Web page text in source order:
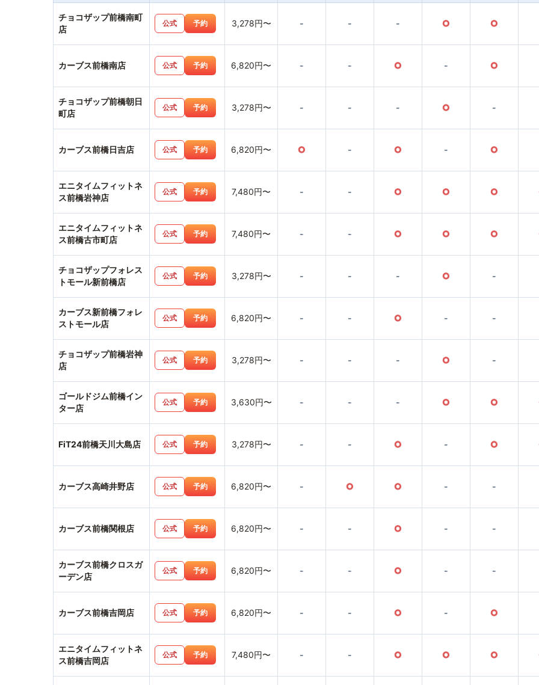
チョコザップ前橋南町
店
公式 予約 3,278円〜 - - - ○ ○
カーブス前橋南店 公式 予約 6,820円〜 - - ○ - ○
チョコザップ前橋朝日
町店
公式 予約 3,278円〜 - - - ○ -
カーブス前橋日吉店 公式 予約 6,820円〜 ○ - ○ - ○
エニタイムフィットネ
ス前橋岩神店
公式 予約 7,480円〜 - - ○ ○ ○
エニタイムフィットネ
ス前橋古市町店
公式 予約 7,480円〜 - - ○ ○ ○
チョコザップフォレス
トモール新前橋店
公式 予約 3,278円〜 - - - ○ -
カーブス新前橋フォレ
ストモール店
公式 予約 6,820円〜 - - ○ - -
チョコザップ前橋岩神
店
公式 予約 3,278円〜 - - - ○ -
ゴールドジム前橋イン
ター店
公式 予約 3,630円〜 - - - ○ ○
FiT24前橋天川大島店 公式 予約 3,278円〜 - - ○ - ○
カーブス高崎井野店 公式 予約 6,820円〜 - ○ ○ - -
カーブス前橋関根店 公式 予約 6,820円〜 - - ○ - -
カーブス前橋クロスガ
ーデン店
公式 予約 6,820円〜 - - ○ - -
カーブス前橋吉岡店 公式 予約 6,820円〜 - - ○ - ○
エニタイムフィットネ
ス前橋吉岡店
公式 予約 7,480円〜 - - ○ ○ ○